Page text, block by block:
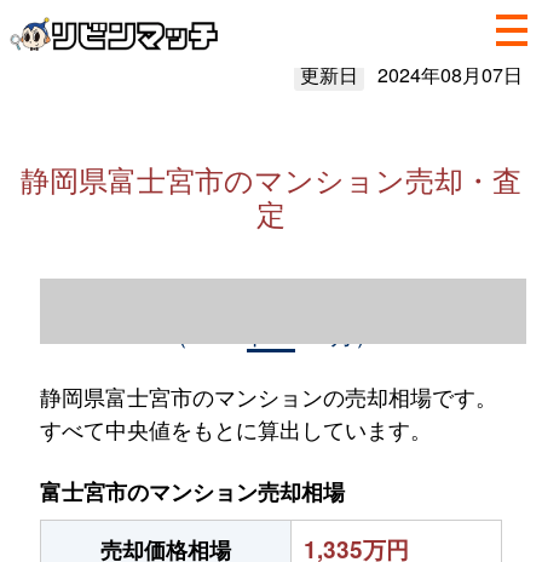
更新日 2024年08月07日
静岡県富士宮市のマンション売却・査
定
静岡県富士宮市のマンションの売却相場です。
すべて中央値をもとに算出しています。
富士宮市のマンション売却相場
売却価格相場
1,335万円